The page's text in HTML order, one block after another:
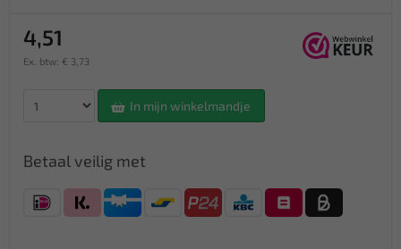
4,51
Ex. btw: € 3,73
In mijn winkelmandje
Betaal veilig met